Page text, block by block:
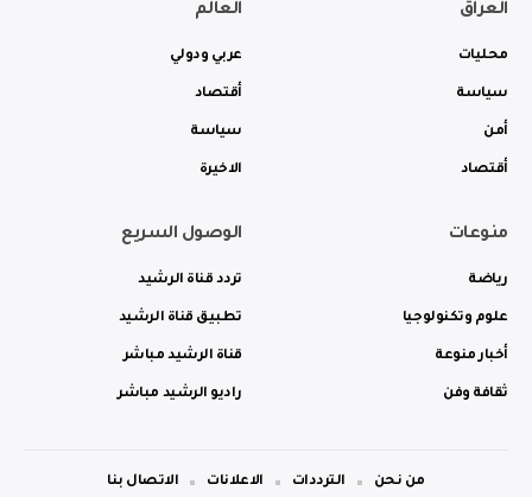
العراق
محليات
سياسة
أمن
أقتصاد
العالم
عربي ودولي
أقتصاد
سياسة
الاخيرة
منوعات
رياضة
علوم وتكنولوجيا
أخبار منوعة
ثقافة وفن
الوصول السريع
تردد قناة الرشيد
تطبيق قناة الرشيد
قناة الرشيد مباشر
راديو الرشيد مباشر
من نحن الترددات الاعلانات الاتصال بنا